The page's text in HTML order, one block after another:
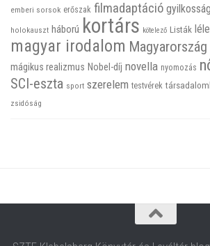
emberi sorsok erőszak filmadaptáció gyilkosság
holokauszt háború kortárs kötelező Listák
magyar irodalom Magyarország
mágikus realizmus Nobel-díj novella nyomozás
SCI-eszta sport szerelem testvérek
zsidóság